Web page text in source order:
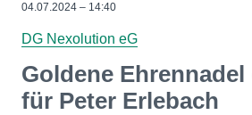
04.07.2024 – 14:40
DG Nexolution eG
Goldene Ehrennadel
für Peter Erlebach